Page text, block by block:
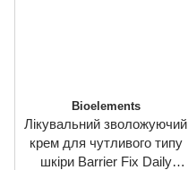
Bioelements
Лікувальний зволожуючий
крем для чутливого типу
шкіри Barrier Fix Daily